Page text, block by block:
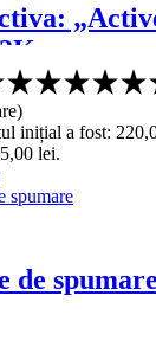
)
inițial a fost:
lei.
de spumare